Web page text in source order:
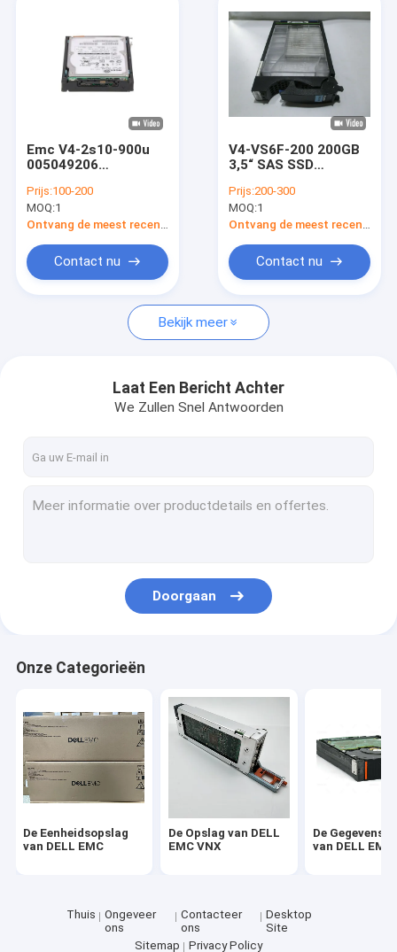
De Gegevensdomein van DELL EMC
DELL EMC Powerstore
DELL EMC Isilon
DELL EMC Vmax
EMC Symmetrix DMX
DELL EMC VPLEX
EMC Clariion CX
NETAPP FAS
Emc V4-2s10-900u
005049206
005049951
005049925
005049809
Prijs:100-200
MOQ:1
Ontvang de meest recente Prijs
Contact nu
V4-VS6F-200 200GB
3,5“ SAS SSD
5200 Beëindigen van
het Leven
Prijs:200-300
MOQ:1
Ontvang de meest recente Prijs
Contact nu
Bekijk meer
Laat Een Bericht Achter
We Zullen Snel Antwoorden
Doorgaan
Onze Categorieën
De Eenheidsopslag
van DELL EMC
De Opslag van DELL
EMC VNX
De
van DELL EMC
Thuis
Ongeveer
ons
Contacteer
ons
Desktop
Site
Sitemap
Privacy Policy